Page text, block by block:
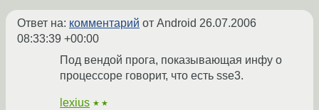
Ответ на: комментарий от Android 26.07.2006
08:33:39 +00:00
Под вендой прога, показывающая инфу о
процессоре говорит, что есть sse3.
lexius ★★